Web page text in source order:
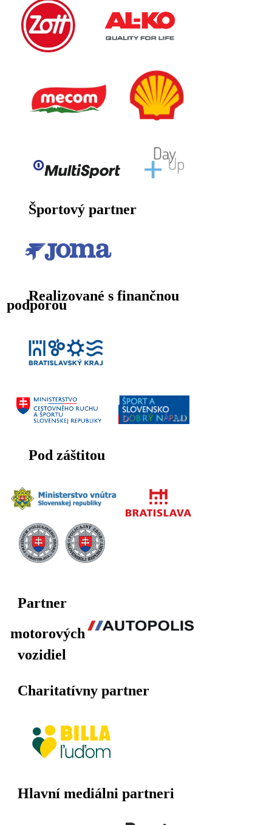
Športový partner
Realizované s finančnou
podporou
Pod záštitou
Partner
motorových
vozidiel
Charitatívny partner
Hlavní mediálni partneri